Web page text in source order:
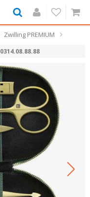
Zwilling PREMIUM
0314.08.88.88